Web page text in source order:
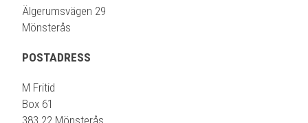
Älgerumsvägen 29
Mönsterås
POSTADRESS
M Fritid
Box 61
383 22 Mönsterås